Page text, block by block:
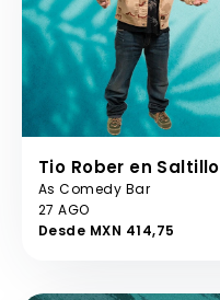
Tio Rober en Saltillo
As Comedy Bar
27 AGO
Desde MXN 414,75